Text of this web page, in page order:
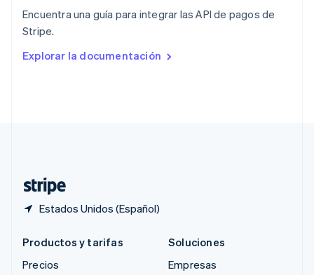
Encuentra una guía para integrar las API de pagos de
Stripe.
Explorar la documentación
Estados Unidos (Español)
República Checa
English
English
Productos y tarifas
Precios
Soluciones
Empresas